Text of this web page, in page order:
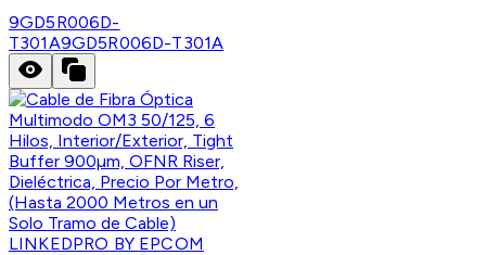
9GD5R006D-
T301A9GD5R006D-T301A
LINKEDPRO BY EPCOM